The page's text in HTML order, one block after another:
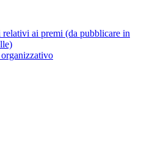
relativi ai premi (da pubblicare in
organizzativo